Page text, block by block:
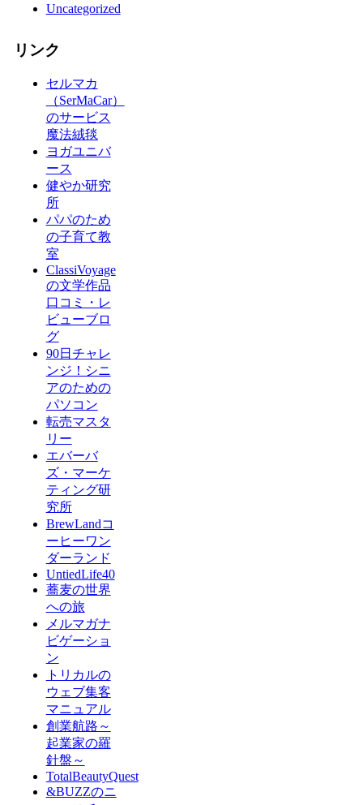
Uncategorized
リンク
セルマカ
（SerMaCar）
のサービス
魔法絨毯
ヨガユニバ
ース
健やか研究
所
パパのため
の子育て教
室
ClassiVoyage
の文学作品
口コミ・レ
ビューブロ
グ
90日チャレ
ンジ！シニ
アのための
パソコン
転売マスタ
リー
エバーバ
ズ・マーケ
ティング研
究所
BrewLandコ
ーヒーワン
ダーランド
UntiedLife40
蕎麦の世界
への旅
メルマガナ
ビゲーショ
ン
トリカルの
ウェブ集客
マニュアル
創業航路～
起業家の羅
針盤～
TotalBeautyQuest
&BUZZのニ